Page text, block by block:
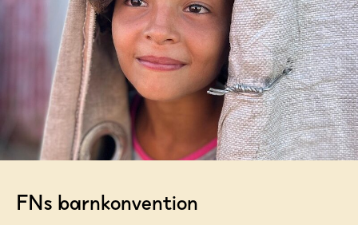
FNs barnkonvention